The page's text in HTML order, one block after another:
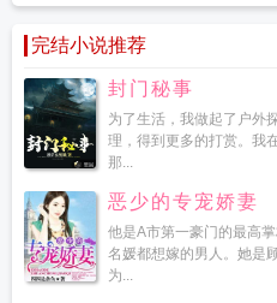
完结小说推荐
封门秘事
为了生活，我做起了户外
理，得到更多的打赏。我
那...
恶少的专宠娇妻
他是A市第一豪门的最高
名媛都想嫁的男人。她是
为...